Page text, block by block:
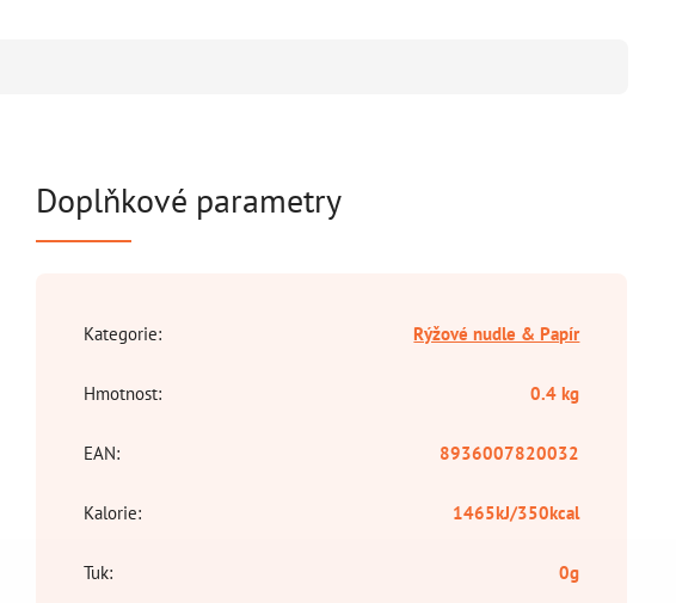
Doplňkové parametry
Kategorie: Rýžové nudle & Papír
Hmotnost: 0.4 kg
EAN: 8936007820032
Kalorie: 1465kJ/350kcal
Tuk: 0g